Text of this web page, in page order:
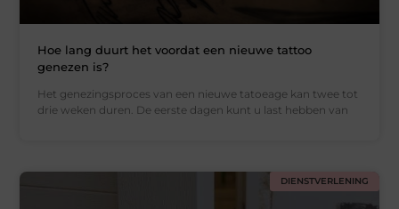
Hoe lang duurt het voordat een nieuwe tattoo
genezen is?
Het genezingsproces van een nieuwe tatoeage kan twee tot
drie weken duren. De eerste dagen kunt u last hebben van
DIENSTVERLENING